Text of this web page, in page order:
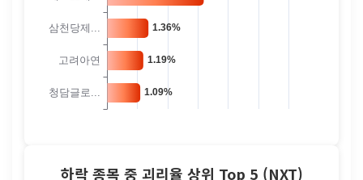
하락 종목 중 괴리율 상위 Top 5 (NXT)